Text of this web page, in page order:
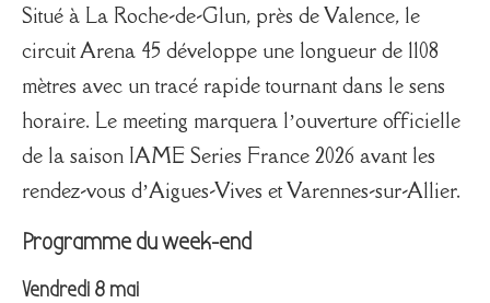
Situé à La Roche-de-Glun, près de Valence, le
circuit Arena 45 développe une longueur de 1108
mètres avec un tracé rapide tournant dans le sens
horaire. Le meeting marquera l’ouverture officielle
de la saison IAME Series France 2026 avant les
rendez-vous d’Aigues-Vives et Varennes-sur-Allier.
Programme du week-end
Vendredi 8 mai